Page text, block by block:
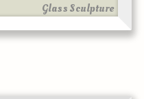
Glass Sculpture